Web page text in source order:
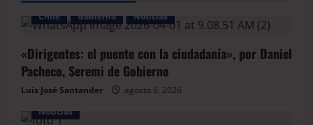
Chile Gobierno Noticias
«Dirigentes: el puente con la ciudadanía», por Daniel
Pacheco, Seremi de Gobierno
Luis José Santander
agosto 6, 2026
Noticias